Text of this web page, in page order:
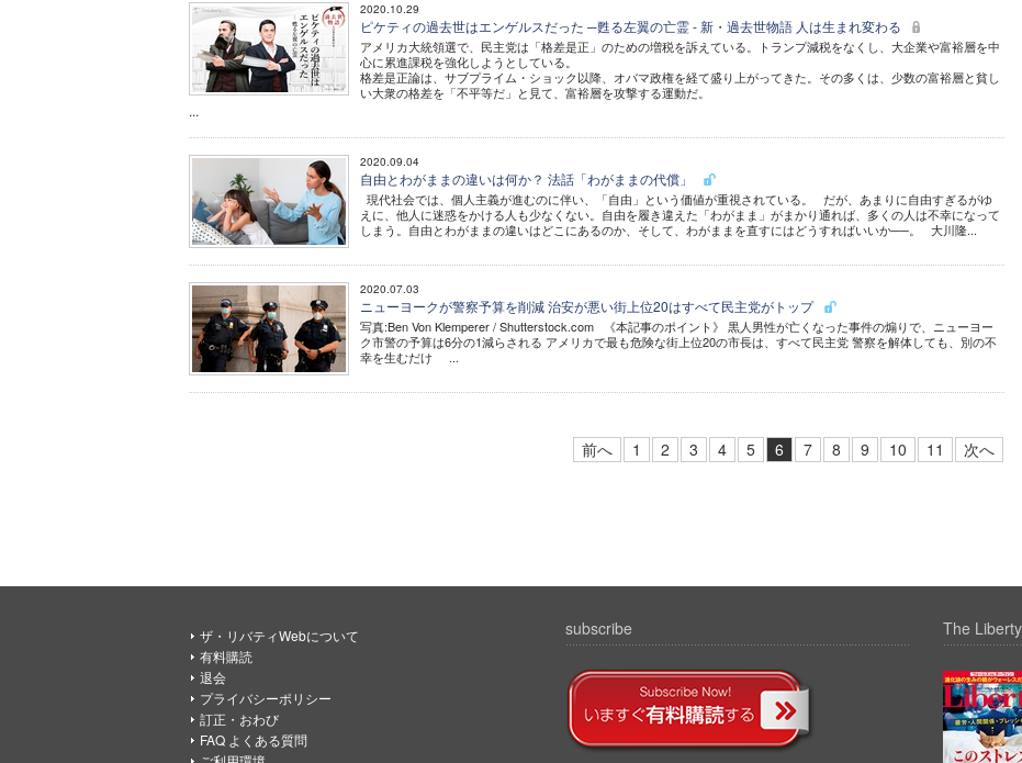
2020.10.29
ピケティの過去世はエンゲルスだった ─甦る左翼の亡霊 - 新・過去世物語 人は生まれ変わる
アメリカ大統領選で、民主党は「格差是正」のための増税を訴えている。トランプ減税をなくし、大企業や富裕層を中
心に累進課税を強化しようとしている。
格差是正論は、サブプライム・ショック以降、オバマ政権を経て盛り上がってきた。その多くは、少数の富裕層と貧し
い大衆の格差を「不平等だ」と見て、富裕層を攻撃する運動だ。
...
2020.09.04
自由とわがままの違いは何か？ 法話「わがままの代償」
現代社会では、個人主義が進むのに伴い、「自由」という価値が重視されている。 だが、あまりに自由すぎるがゆ
えに、他人に迷惑をかける人も少なくない。自由を履き違えた「わがまま」がまかり通れば、多くの人は不幸になって
しまう。自由とわがままの違いはどこにあるのか、そして、わがままを直すにはどうすればいいか──。 大川隆...
2020.07.03
ニューヨークが警察予算を削減 治安が悪い街上位20はすべて民主党がトップ
写真:Ben Von Klemperer / Shutterstock.com 《本記事のポイント》 黒人男性が亡くなった事件の煽りで、ニューヨー
ク市警の予算は6分の1減らされる アメリカで最も危険な街上位20の市長は、すべて民主党 警察を解体しても、別の不
幸を生むだけ ...
前へ 1 2 3 4 5 6 7 8 9 10 11 次へ
ザ・リバティWebについて
有料購読
退会
プライバシーポリシー
訂正・おわび
FAQ よくある質問
subscribe The